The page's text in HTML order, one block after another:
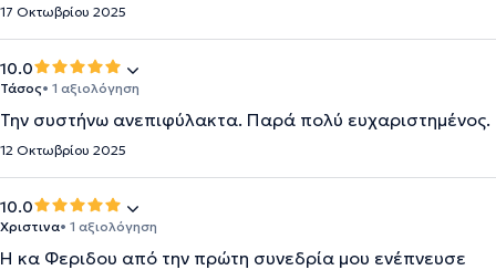
17 Οκτωβρίου 2025
10.0
Τάσος• 1 αξιολόγηση
Την συστήνω ανεπιφύλακτα. Παρά πολύ ευχαριστημένος.
12 Οκτωβρίου 2025
10.0
Χριστινα• 1 αξιολόγηση
Η κα Φεριδου από την πρώτη συνεδρία μου ενέπνευσε